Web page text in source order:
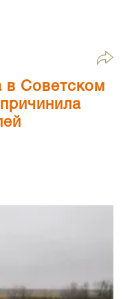
в Советском